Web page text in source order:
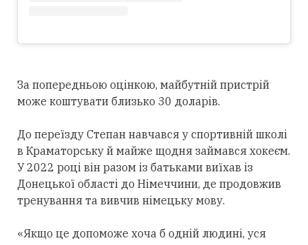
За попередньою оцінкою, майбутній пристрій
може коштувати близько 30 доларів.
До переїзду Степан навчався у спортивній школі
в Краматорську й майже щодня займався хокеєм.
У 2022 році він разом із батьками виїхав із
Донецької області до Німеччини, де продовжив
тренування та вивчив німецьку мову.
«Якщо це допоможе хоча б одній людині, уся